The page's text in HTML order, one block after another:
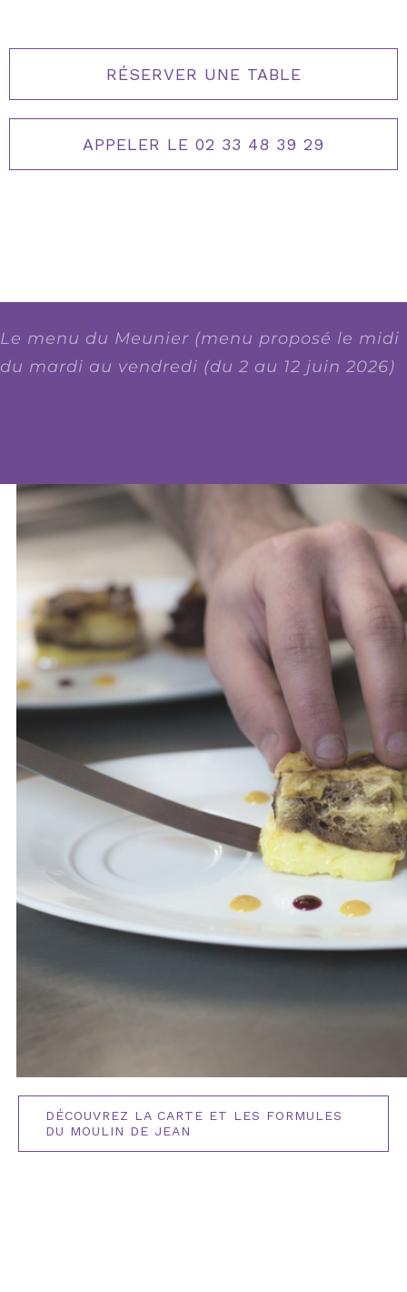
RÉSERVER UNE TABLE
APPELER LE 02 33 48 39 29
Le menu du Meunier (menu proposé le midi
du mardi au vendredi (du 2 au 12 juin 2026)
DÉCOUVREZ LA CARTE ET LES FORMULES
DU MOULIN DE JEAN